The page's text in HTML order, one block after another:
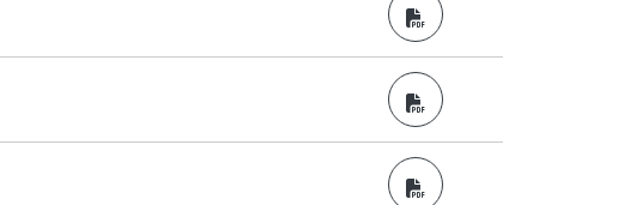
PDF
PDF
PDF